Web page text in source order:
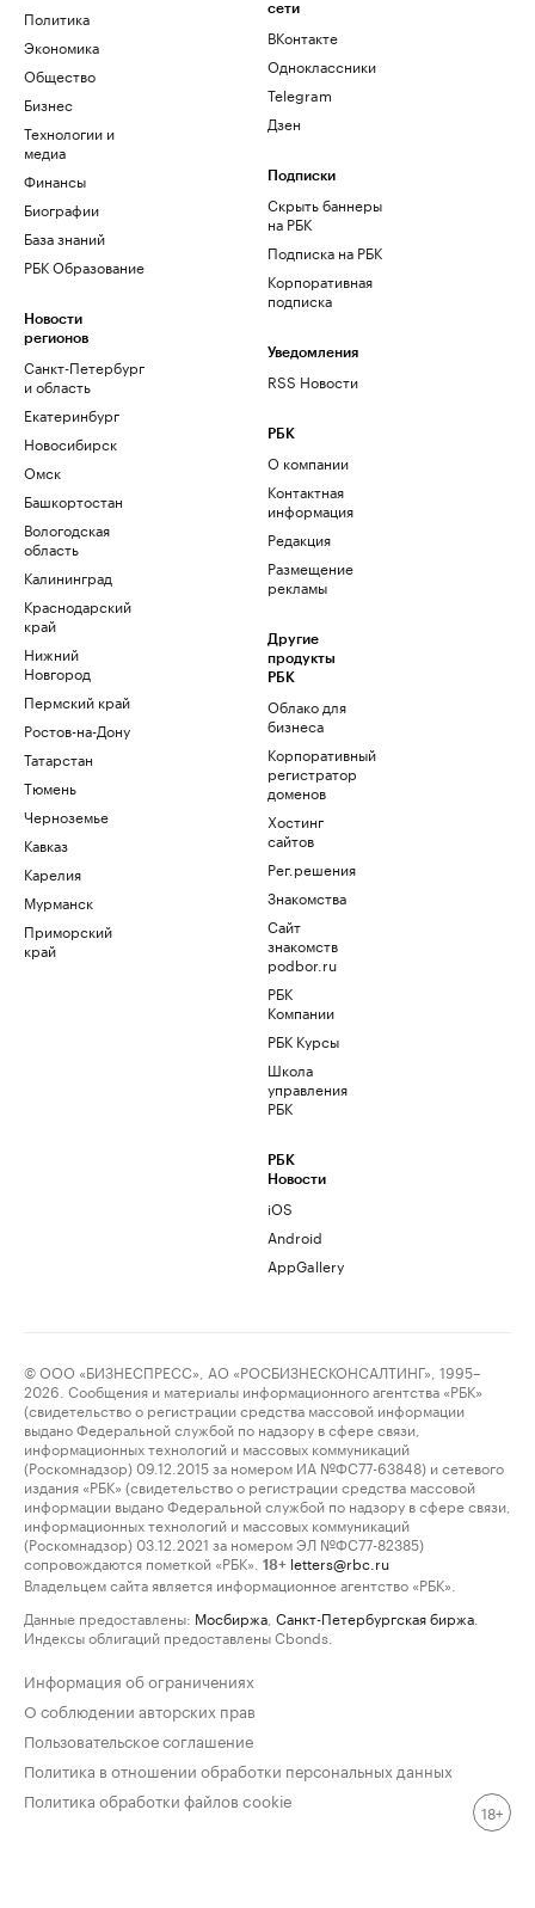
Политика
Экономика
Общество
Бизнес
Технологии и
медиа
Финансы
Биографии
База знаний
РБК Образование
Новости
регионов
Санкт-Петербург
и область
Екатеринбург
Новосибирск
Омск
Башкортостан
Вологодская
область
Калининград
Краснодарский
край
Нижний
Новгород
Пермский край
Ростов-на-Дону
Татарстан
Тюмень
Черноземье
Кавказ
Карелия
Мурманск
Приморский
край
сети
ВКонтакте
Одноклассники
Telegram
Дзен
Подписки
Скрыть баннеры
на РБК
Подписка на РБК
Корпоративная
подписка
Уведомления
RSS Новости
РБК
О компании
Контактная
информация
Редакция
Размещение
рекламы
Другие
продукты
РБК
Облако для
бизнеса
Корпоративный
регистратор
доменов
Хостинг
сайтов
Рег.решения
Знакомства
Сайт
знакомств
podbor.ru
РБК
Компании
РБК Курсы
Школа
управления
РБК
РБК
Новости
iOS
Android
AppGallery
© ООО «БИЗНЕСПРЕСС», АО «РОСБИЗНЕСКОНСАЛТИНГ», 1995–
2026. Сообщения и материалы информационного агентства «РБК»
(свидетельство о регистрации средства массовой информации
выдано Федеральной службой по надзору в сфере связи,
информационных технологий и массовых коммуникаций
(Роскомнадзор) 09.12.2015 за номером ИА №ФС77-63848) и сетевого
издания «РБК» (свидетельство о регистрации средства массовой
информации выдано Федеральной службой по надзору в сфере связи,
информационных технологий и массовых коммуникаций
(Роскомнадзор) 03.12.2021 за номером ЭЛ №ФС77-82385)
сопровождаются пометкой «РБК».
18+ letters@rbc.ru
Владельцем сайта является информационное агентство «РБК».
Данные предоставлены: Мосбиржа Санкт-Петербургская биржа
Индексы облигаций предоставлены Cbonds.
Информация об ограничениях
О соблюдении авторских прав
Пользовательское соглашение
Политика в отношении обработки персональных данных
Политика обработки файлов cookie
18+